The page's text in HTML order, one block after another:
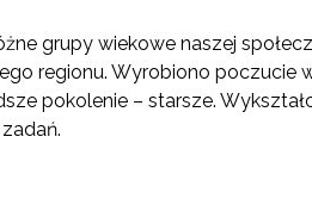
grupy wiekowe naszej
regionu. Wyrobiono
pokolenie – starsze.